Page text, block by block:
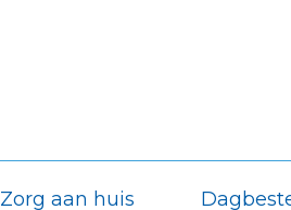
Zorg aan huis